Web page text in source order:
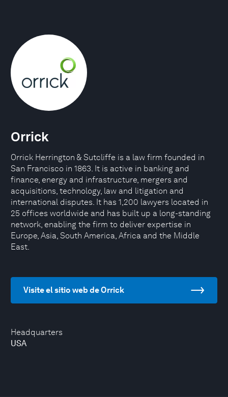
Headquarters
USA
Orrick
Orrick Herrington & Sutcliffe is a law firm founded in
San Francisco in 1863. It is active in banking and
finance, energy and infrastructure, mergers and
acquisitions, technology, law and litigation and
international disputes. It has 1,200 lawyers located in
25 offices worldwide and has built up a long-standing
network, enabling the firm to deliver expertise in
Europe, Asia, South America, Africa and the Middle
East.
Visite el sitio web de Orrick